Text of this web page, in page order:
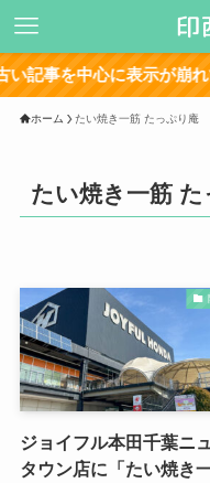
事を中心に表示が崩れ
ホーム たい焼き一筋 たっぷり庵
たい焼き一筋
ジョイフル本田千葉ニ
タウン店に「たい焼き